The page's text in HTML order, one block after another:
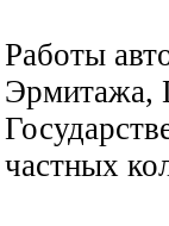
Работы
Эрмитажа,
частных